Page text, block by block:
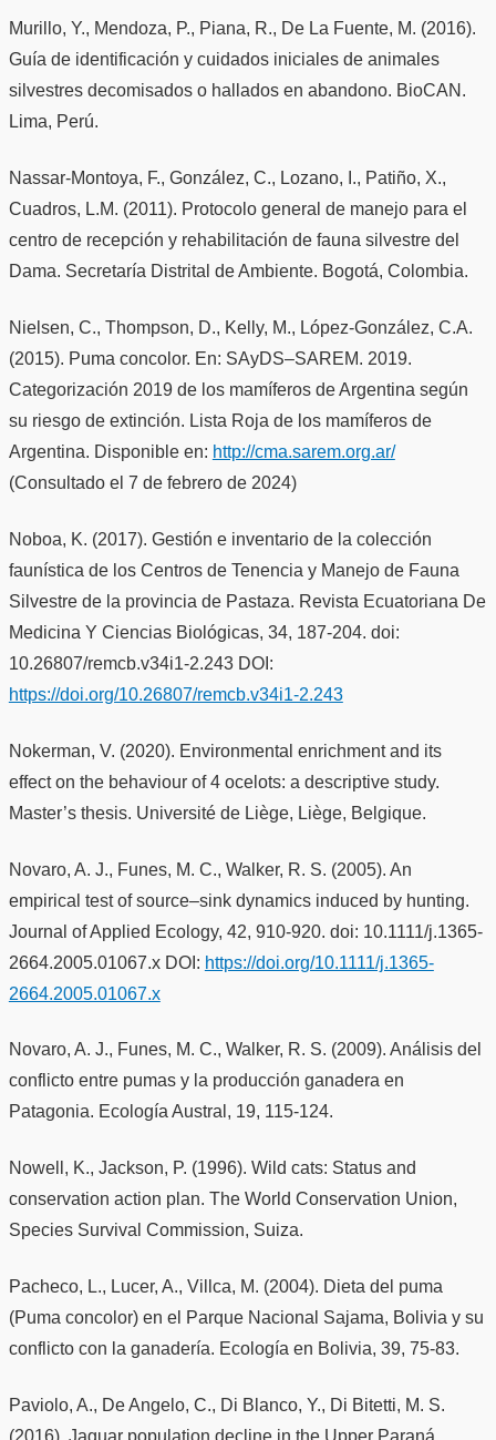
Murillo, Y., Mendoza, P., Piana, R., De La Fuente, M. (2016).
Guía de identificación y cuidados iniciales de animales
silvestres decomisados o hallados en abandono. BioCAN.
Lima, Perú.
Nassar-Montoya, F., González, C., Lozano, I., Patiño, X.,
Cuadros, L.M. (2011). Protocolo general de manejo para el
centro de recepción y rehabilitación de fauna silvestre del
Dama. Secretaría Distrital de Ambiente. Bogotá, Colombia.
Nielsen, C., Thompson, D., Kelly, M., López-González, C.A.
(2015). Puma concolor. En: SAyDS–SAREM. 2019.
Categorización 2019 de los mamíferos de Argentina según
su riesgo de extinción. Lista Roja de los mamíferos de
Argentina. Disponible en: http://cma.sarem.org.ar/
(Consultado el 7 de febrero de 2024)
Noboa, K. (2017). Gestión e inventario de la colección
faunística de los Centros de Tenencia y Manejo de Fauna
Silvestre de la provincia de Pastaza. Revista Ecuatoriana De
Medicina Y Ciencias Biológicas, 34, 187-204. doi:
10.26807/remcb.v34i1-2.243 DOI:
https://doi.org/10.26807/remcb.v34i1-2.243
Nokerman, V. (2020). Environmental enrichment and its
effect on the behaviour of 4 ocelots: a descriptive study.
Master’s thesis. Université de Liège, Liège, Belgique.
Novaro, A. J., Funes, M. C., Walker, R. S. (2005). An
empirical test of source–sink dynamics induced by hunting.
Journal of Applied Ecology, 42, 910-920. doi: 10.1111/j.1365-
2664.2005.01067.x DOI: https://doi.org/10.1111/j.1365-
2664.2005.01067.x
Novaro, A. J., Funes, M. C., Walker, R. S. (2009). Análisis del
conflicto entre pumas y la producción ganadera en
Patagonia. Ecología Austral, 19, 115-124.
Nowell, K., Jackson, P. (1996). Wild cats: Status and
conservation action plan. The World Conservation Union,
Species Survival Commission, Suiza.
Pacheco, L., Lucer, A., Villca, M. (2004). Dieta del puma
(Puma concolor) en el Parque Nacional Sajama, Bolivia y su
conflicto con la ganadería. Ecología en Bolivia, 39, 75-83.
Paviolo, A., De Angelo, C., Di Blanco, Y., Di Bitetti, M. S.
(2016). Jaguar population decline in the Upper Paraná